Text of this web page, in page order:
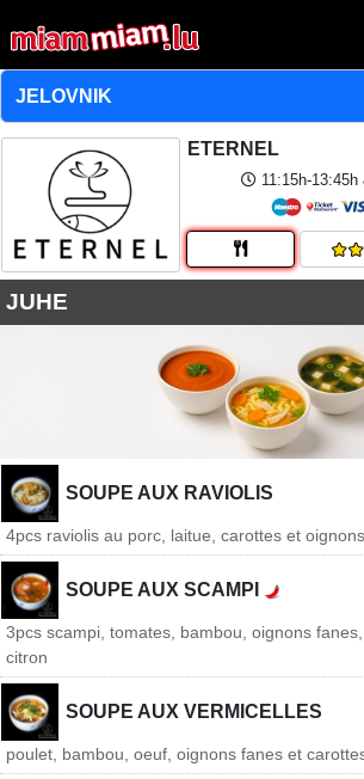
ETERNEL
11:15h-
JUHE
SOUPE AUX RAVIOLIS
4pcs raviolis au porc, laitue, carottes et
SOUPE AUX SCAMPI
3pcs scampi, tomates, bambou, oignons
citron
SOUPE AUX VERMICELLES
poulet, bambou, oeuf, oignons fanes et